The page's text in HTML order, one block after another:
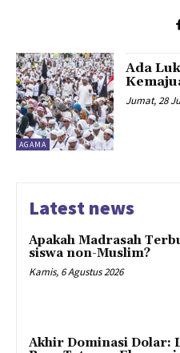
AGAMA
Ada
Jumat, 28
Latest news
Apakah Madrasah
siswa non-Muslim?
Kamis, 6 Agustus 2026
Akhir Dominasi Dolar: